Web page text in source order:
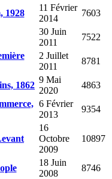
1928
11 Février
2014
7603
30 Juin
2011
7522
2 Juillet
2011
8781
1862
9 Mai
2020
4863
6 Février
2013
9354
16
Octobre
2009
10897
18 Juin
2008
8746